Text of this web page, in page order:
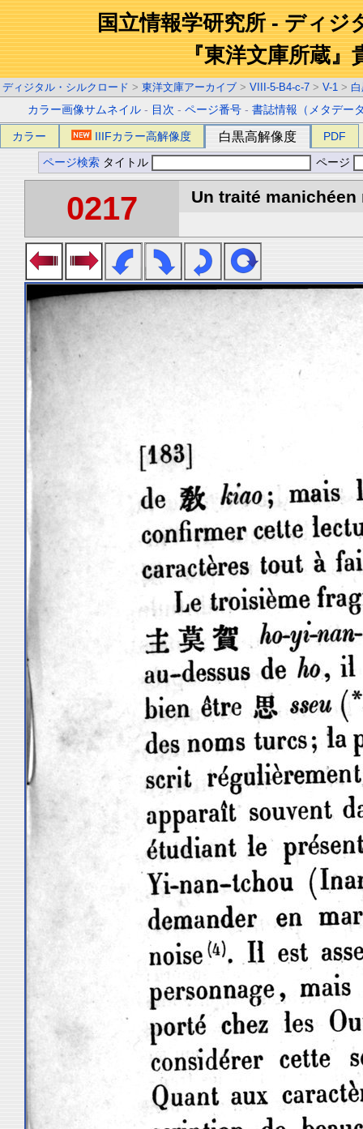
国立情報学研究所 - ディジ
『東洋文庫所蔵』
ディジタル・シルクロード > 東洋文庫アーカイブ > VIII-5-B4-c-7 > V-1 >
カラー画像サムネイル - 目次 -ページ番号 -書誌情報（メタデー
カラー IIIFカラー高解像度 白黒高解像度 PDF
ページ検索 タイトル ページ
0217 Un traité